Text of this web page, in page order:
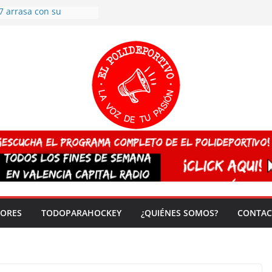
arrasa con su
España sub20
del mundo
vez!
TODOPARAHOCKEY ¿QUIÉNES SOMOS?